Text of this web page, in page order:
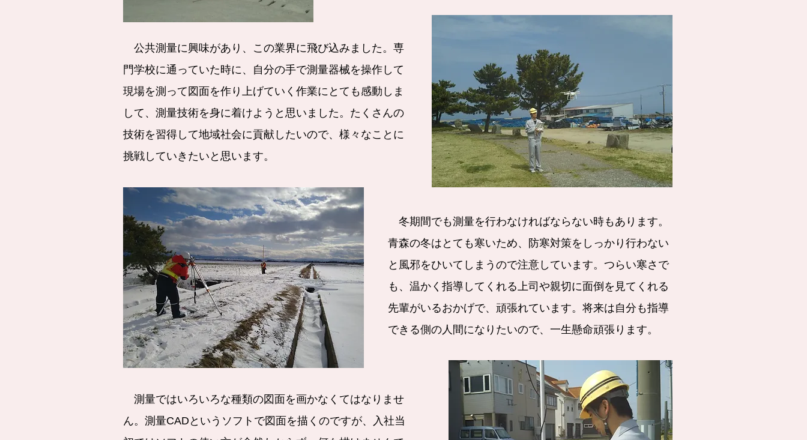
公共測量に興味があり、この業界に飛び込みました。専
門学校に通っていた時に、自分の手で測量器械を操作して
現場を測って図面を作り上げていく作業にとても感動しま
して、測量技術を身に着けようと思いました。たくさんの
技術を習得して地域社会に貢献したいので、様々なことに
挑戦していきたいと思います。
冬期間でも測量を行わなければならない時もあります。
青森の冬はとても寒いため、防寒対策をしっかり行わない
と風邪をひいてしまうので注意しています。つらい寒さで
も、温かく指導してくれる上司や親切に面倒を見てくれる
先輩がいるおかげで、頑張れています。将来は自分も指導
できる側の人間になりたいので、一生懸命頑張ります。
測量ではいろいろな種類の図面を画かなくてはなりませ
ん。測量CADというソフトで図面を描くのですが、入社当